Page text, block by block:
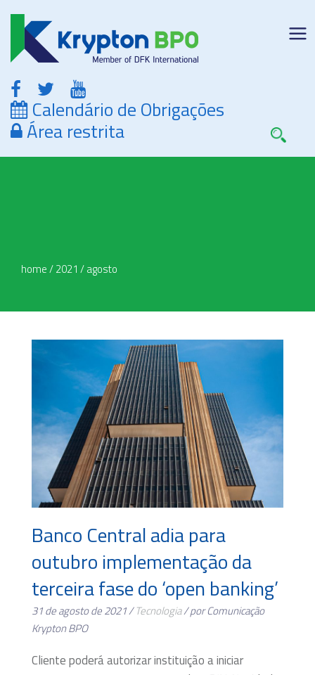
Calendário de Obrigações
Área restrita
home/2021 /agosto
Banco Central adia para
outubro implementação da
terceira fase do ‘open banking’
31 de agosto de 2021 /Tecnologia/ por Comunicação
Krypton BPO
Cliente poderá autorizar instituição a iniciar